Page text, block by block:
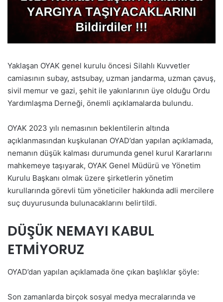
Yaklaşan OYAK genel kurulu öncesi Silahlı Kuvvetler
camiasının subay, astsubay, uzman jandarma, uzman çavuş,
sivil memur ve gazi, şehit ile yakınlarının üye olduğu Ordu
Yardımlaşma Derneği, önemli açıklamalarda bulundu.
OYAK 2023 yılı nemasının beklentilerin altında
açıklanmasından kuşkulanan OYAD’dan yapılan açıklamada,
nemanın düşük kalması durumunda genel kurul Kararlarını
mahkemeye taşıyarak, OYAK Genel Müdürü ve Yönetim
Kurulu Başkanı olmak üzere şirketlerin yönetim
kurullarında görevli tüm yöneticiler hakkında adli mercilere
suç duyurusunda bulunacaklarını belirtildi.
DÜŞÜK NEMAYI KABUL
ETMİYORUZ
OYAD’dan yapılan açıklamada öne çıkan başlıklar şöyle:
Son zamanlarda birçok sosyal medya mecralarında ve